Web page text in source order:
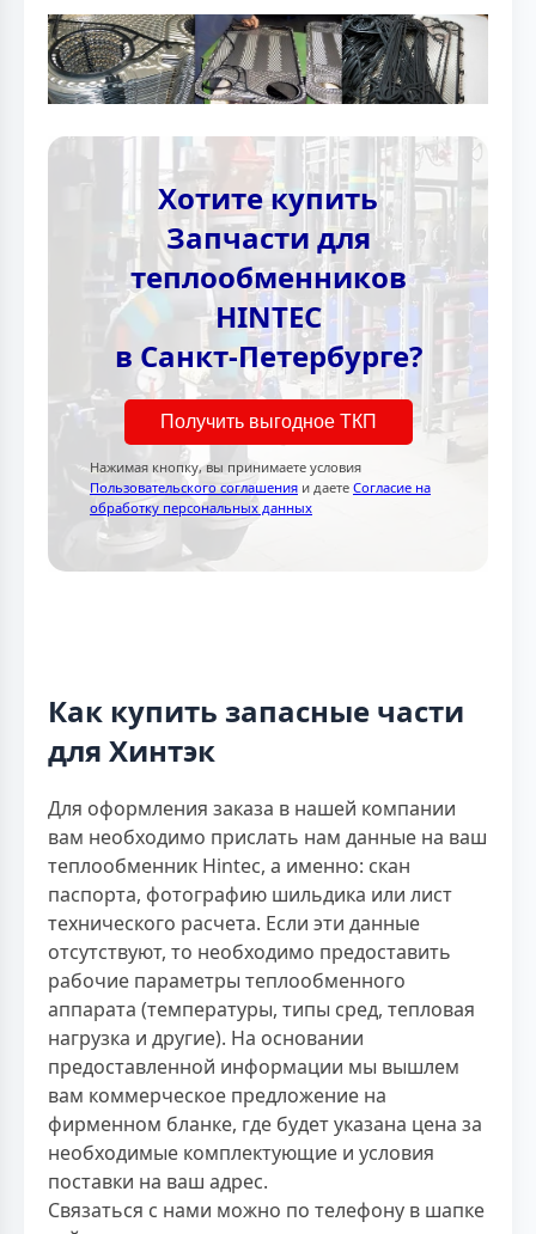
Хотите купить
Запчасти для
теплообменников
HINTEC
в Санкт-Петербурге?
Получить выгодное ТКП
Нажимая кнопку, вы принимаете условия
Пользовательского соглашения и даете Согласие на
обработку персональных данных
Как купить запасные части
для Хинтэк
Для оформления заказа в нашей компании
вам необходимо прислать нам данные на ваш
теплообменник Hintec, а именно: скан
паспорта, фотографию шильдика или лист
технического расчета. Если эти данные
отсутствуют, то необходимо предоставить
рабочие параметры теплообменного
аппарата (температуры, типы сред, тепловая
нагрузка и другие). На основании
предоставленной информации мы вышлем
вам коммерческое предложение на
фирменном бланке, где будет указана цена за
необходимые комплектующие и условия
поставки на ваш адрес.
Связаться с нами можно по телефону в шапке